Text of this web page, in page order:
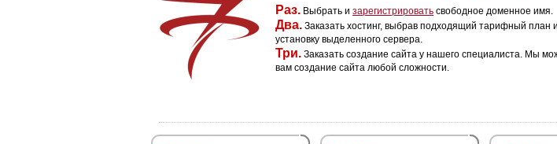
Раз. Выбрать и зарегистрировать свободное доменное имя.
Два. Заказать хостинг, выбрав подходящий тарифный план
установку выделенного сервера.
Три. Заказать создание сайта у нашего специалиста. Мы
вам создание сайта любой сложности.